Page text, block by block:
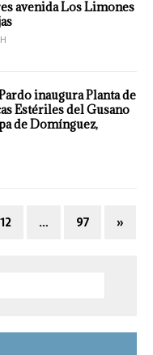
avenida Los Limones
inaugura Planta de
Estériles del Gusano
de Domínguez,
12 … 97 »